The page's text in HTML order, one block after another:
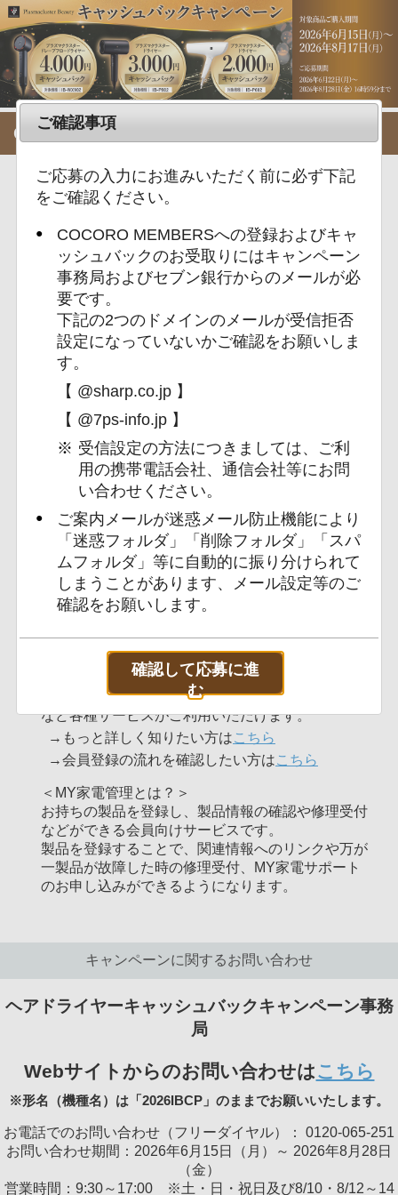
COCORO MEMBERSへの登録
下記のリンクより、COCORO MEMBERS
の会員登録へお進みください。
キャンペーンのご応募には、 COCORO MEMBERSの
会員登録が必須です。 また、応募された商品は自動的
にMY家電管理に登録されます。
● 初めてご利用の方
COCORO MEMBERSに会員登録されてい
ない方は、こちらから会員登録し、ご応
新規登録
既にCOCORO IDをお持ちの方
COCORO MEMBERSへの会員登録がお済
みの方は、こちらからログインし、ご応
募へお進みください。
ログイン
COCORO MEMBERSは、シャープ株式会社が運営
する会員サイトです。
ご利用・会員登録は無料で、会員登録するとキャン
ペーンの応募やご愛用のシャープ製品を管理できる
など各種サービスがご利用いただけます。
もっと詳しく知りたい方はこちら
会員登録の流れを確認したい方はこちら
＜MY家電管理とは？＞
お持ちの製品を登録し、製品情報の確認や修理受付
などができる会員向けサービスです。
製品を登録することで、関連情報へのリンクや万が
一製品が故障した時の修理受付、MY家電サポート
のお申し込みができるようになります。
キャンペーンに関するお問い合わせ
ヘアドライヤーキャッシュバックキャンペーン事務
局
Webサイトからのお問い合わせはこちら
※形名（機種名）は「2026IBCP」のままでお願いいたします。
お電話でのお問い合わせ（フリーダイヤル）： 0120-065-251
お問い合わせ期間：2026年6月15日（月）～ 2026年8月28日
（金）
営業時間：9:30～17:00 ※土・日・祝日及び8/10・8/12～14
ご確認事項
ご応募の入力にお進みいただく前に必ず下記
をご確認ください。
COCORO MEMBERSへの登録およびキャ
ッシュバックのお受取りにはキャンペーン
事務局およびセブン銀行からのメールが必
要です。
下記の2つのドメインのメールが受信拒否
設定になっていないかご確認をお願いしま
す。
【 @sharp.co.jp 】
【 @7ps-info.jp 】
受信設定の方法につきましては、ご利
用の携帯電話会社、通信会社等にお問
い合わせください。
ご案内メールが迷惑メール防止機能により
「迷惑フォルダ」「削除フォルダ」「スパ
ムフォルダ」等に自動的に振り分けられて
しまうことがあります、メール設定等のご
確認をお願いします。
確認して応募に進
む